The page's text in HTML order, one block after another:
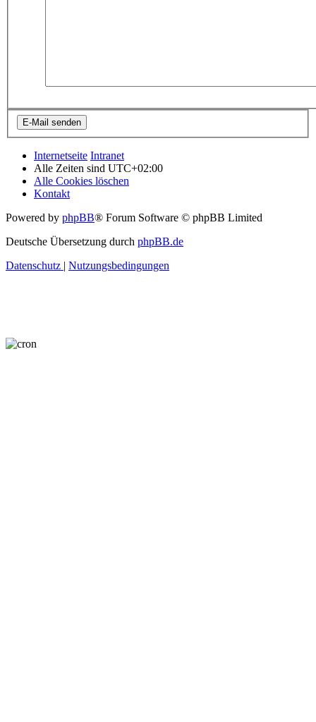
Internetseite Intranet
Alle Zeiten sind UTC+02:00
Alle Cookies löschen
Kontakt
Powered by phpBB® Forum Software © phpBB Limited
Deutsche Übersetzung durch phpBB.de
Datenschutz | Nutzungsbedingungen